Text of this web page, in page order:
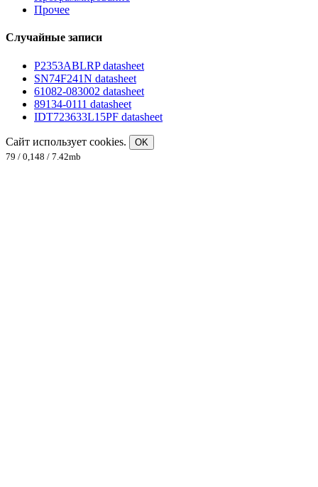
Прочее
Случайные записи
P2353ABLRP datasheet
SN74F241N datasheet
61082-083002 datasheet
89134-0111 datasheet
IDT723633L15PF datasheet
Сайт использует cookies.
OK
79 / 0,148 / 7.42mb